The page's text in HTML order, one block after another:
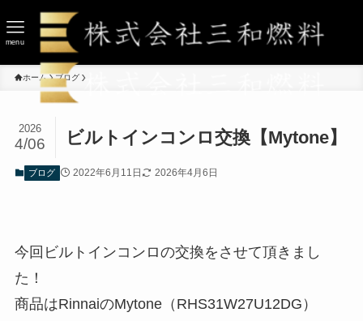
menu
ホーム ブログ
ビルトインコンロ交換【Mytone】
2026
4/06
ブログ 2022年6月11日 2026年4月6日
今回ビルトインコンロの交換をさせて頂きまし
た！
商品はRinnaiのMytone（RHS31W27U12DG）